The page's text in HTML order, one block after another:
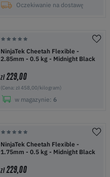
Oczekiwanie na dostawę
NinjaTek Cheetah Flexible -
2.85mm - 0.5 kg - Midnight Black
zł229,00
(Cena: zł 458,00/kilogram)
w magazynie: 6
NinjaTek Cheetah Flexible -
1.75mm - 0.5 kg - Midnight Black
zł229,00